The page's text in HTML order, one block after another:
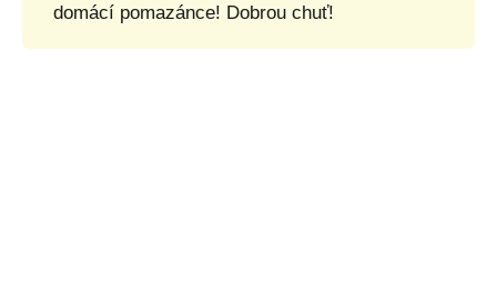
domácí pomazánce! Dobrou chuť!